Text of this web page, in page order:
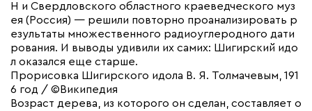
Н и Свердловского областного краеведческого муз
ея (Россия) — решили повторно проанализировать р
езультаты множественного радиоуглеродного дати
рования. И выводы удивили их самих: Шигирский идо
л оказался еще старше.
Прорисовка Шигирского идола В. Я. Толмачевым, 191
6 год / ©Википедия
Возраст дерева, из которого он сделан, составляет о